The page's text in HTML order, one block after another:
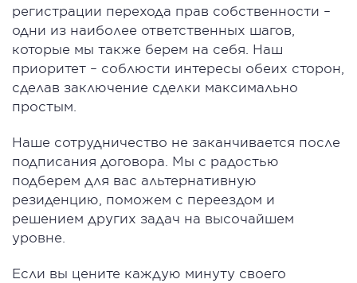
регистрации перехода прав собственности –
одни из наиболее ответственных шагов,
которые мы также берем на себя. Наш
приоритет – соблюсти интересы обеих сторон,
сделав заключение сделки максимально
простым.
Наше сотрудничество не заканчивается после
подписания договора. Мы с радостью
подберем для вас альтернативную
резиденцию, поможем с переездом и
решением других задач на высочайшем
уровне.
Если вы цените каждую минуту своего